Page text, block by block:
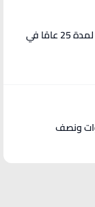
بسبب "شريحة هاتف" .. حبس مشدد لطالب جامعي لمدة 25 عامًا في